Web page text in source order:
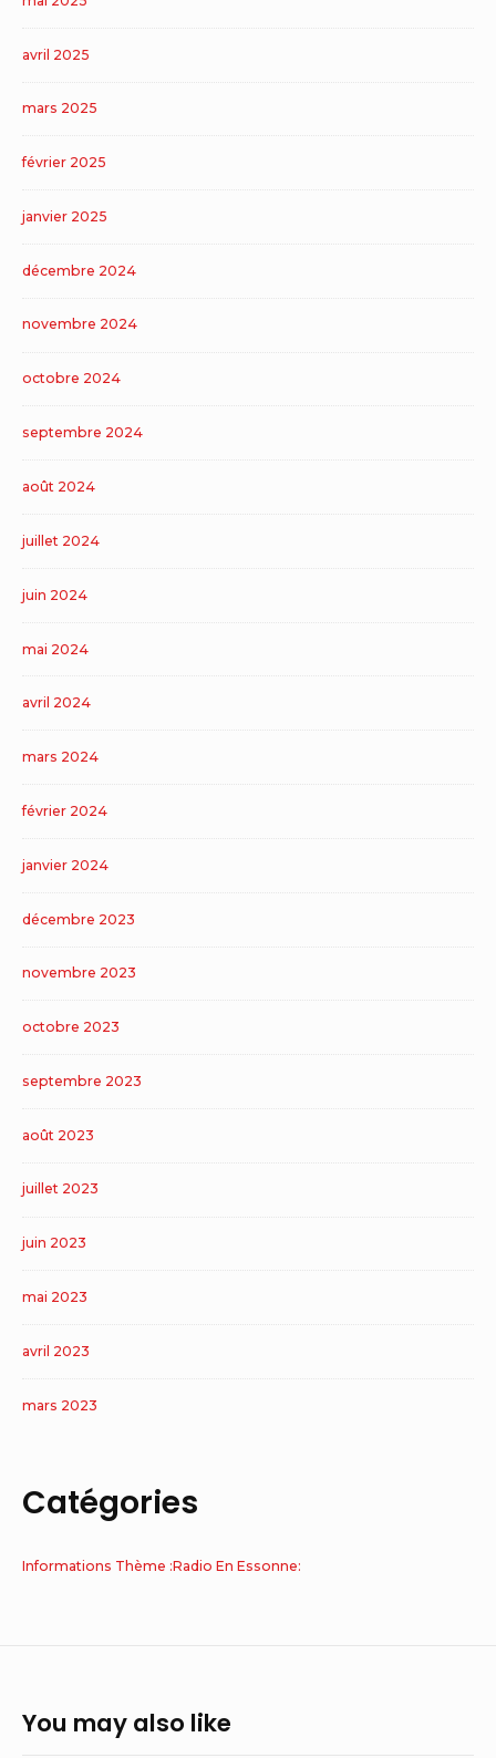
avril 2025
mars 2025
février 2025
janvier 2025
décembre 2024
novembre 2024
octobre 2024
septembre 2024
août 2024
juillet 2024
juin 2024
mai 2024
avril 2024
mars 2024
février 2024
janvier 2024
décembre 2023
novembre 2023
octobre 2023
septembre 2023
août 2023
juillet 2023
juin 2023
mai 2023
avril 2023
mars 2023
Catégories
Informations Thème :Radio En Essonne:
You may also like